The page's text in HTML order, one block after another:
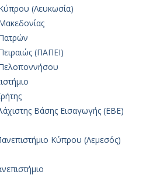
(Λευκωσία)
(ΠΑΠΕΙ)
Βάσης Εισαγωγής (ΕΒΕ)
Κύπρου (Λεμεσός)